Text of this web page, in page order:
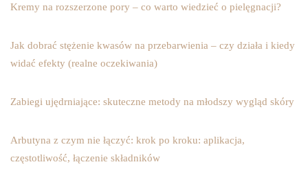
Kremy na rozszerzone pory – co warto wiedzieć o pielęgnacji?
Jak dobrać stężenie kwasów na przebarwienia – czy działa i kiedy
widać efekty (realne oczekiwania)
Zabiegi ujędrniające: skuteczne metody na młodszy wygląd skóry
Arbutyna z czym nie łączyć: krok po kroku: aplikacja,
częstotliwość, łączenie składników